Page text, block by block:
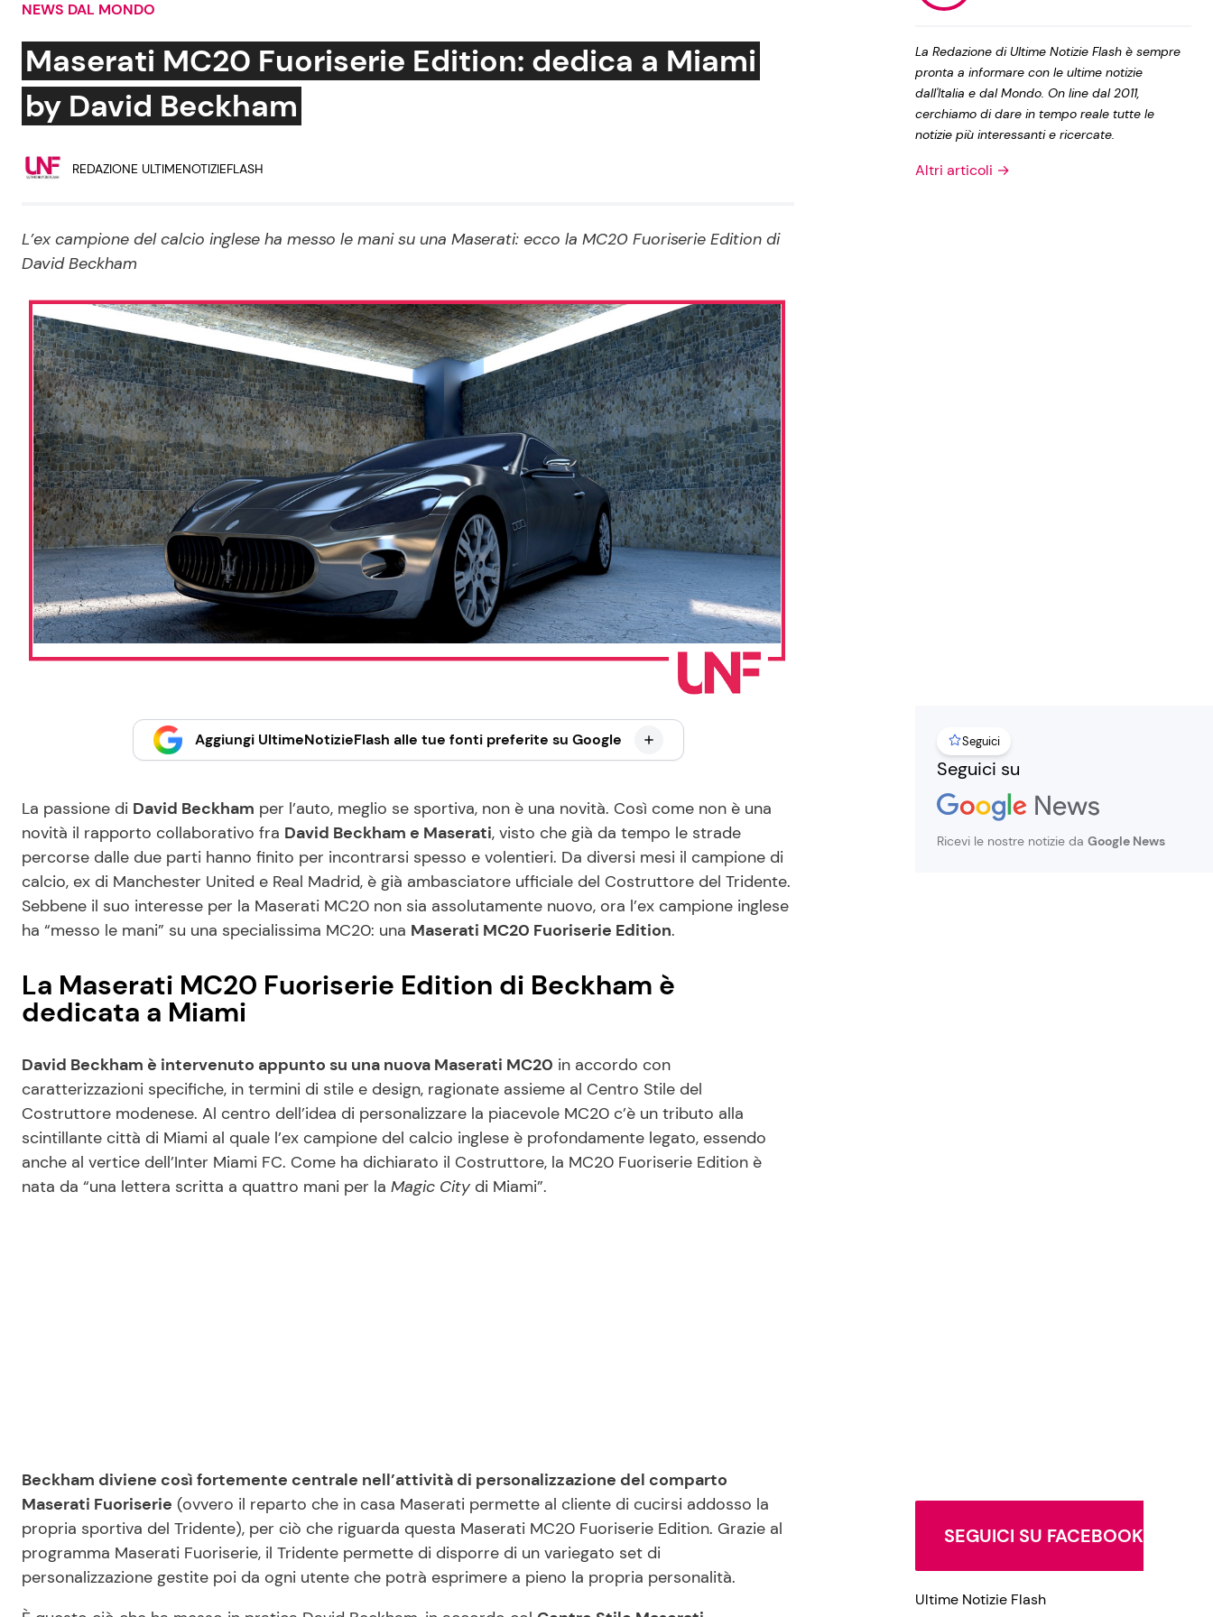
Social News
News dal mondo
Benessere
Mondo Mamma
Salute
Viaggi e Turismo
Festività
Le Ricette in TV
Ricette Facili e Veloci
Ricette Feste
Ricette per Bambini
Privacy Policy
NEWS DAL MONDO
Maserati MC20 Fuoriserie Edition: dedica a Miami
by David Beckham
REDAZIONE ULTIMENOTIZIEFLASH
L’ex campione del calcio inglese ha messo le mani su una Maserati: ecco la MC20 Fuoriserie Edition di
David Beckham
Aggiungi UltimeNotizieFlash alle tue fonti preferite su Google
La passione di David Beckham per l’auto, meglio se sportiva, non è una novità. Così come non è una
novità il rapporto collaborativo fra David Beckham e Maserati, visto che già da tempo le strade
percorse dalle due parti hanno finito per incontrarsi spesso e volentieri. Da diversi mesi il campione di
calcio, ex di Manchester United e Real Madrid, è già ambasciatore ufficiale del Costruttore del Tridente.
Sebbene il suo interesse per la Maserati MC20 non sia assolutamente nuovo, ora l’ex campione inglese
ha “messo le mani” su una specialissima MC20: una Maserati MC20 Fuoriserie Edition.
La Maserati MC20 Fuoriserie Edition di Beckham è
dedicata a Miami
David Beckham è intervenuto appunto su una nuova Maserati MC20 in accordo con
caratterizzazioni specifiche, in termini di stile e design, ragionate assieme al Centro Stile del
Costruttore modenese. Al centro dell’idea di personalizzare la piacevole MC20 c’è un tributo alla
scintillante città di Miami al quale l’ex campione del calcio inglese è profondamente legato, essendo
anche al vertice dell’Inter Miami FC. Come ha dichiarato il Costruttore, la MC20 Fuoriserie Edition è
nata da “una lettera scritta a quattro mani per la Magic Citydi Miami”.
Beckham diviene così fortemente centrale nell’attività di personalizzazione del comparto
Maserati Fuoriserie (ovvero il reparto che in casa Maserati permette al cliente di cucirsi addosso la
propria sportiva del Tridente), per ciò che riguarda questa Maserati MC20 Fuoriserie Edition. Grazie al
programma Maserati Fuoriserie, il Tridente permette di disporre di un variegato set di
personalizzazione gestite poi da ogni utente che potrà esprimere a pieno la propria personalità.
La Redazione di Ultime Notizie Flash è sempre
pronta a informare con le ultime notizie
dall'Italia e dal Mondo. On line dal 2011,
cerchiamo di dare in tempo reale tutte le
notizie più interessanti e ricercate.
Altri articoli →
Seguici
Seguici su
Ricevi le nostre notizie da Google News
SEGUICI SU FACEBOOK
Ultime Notizie Flash